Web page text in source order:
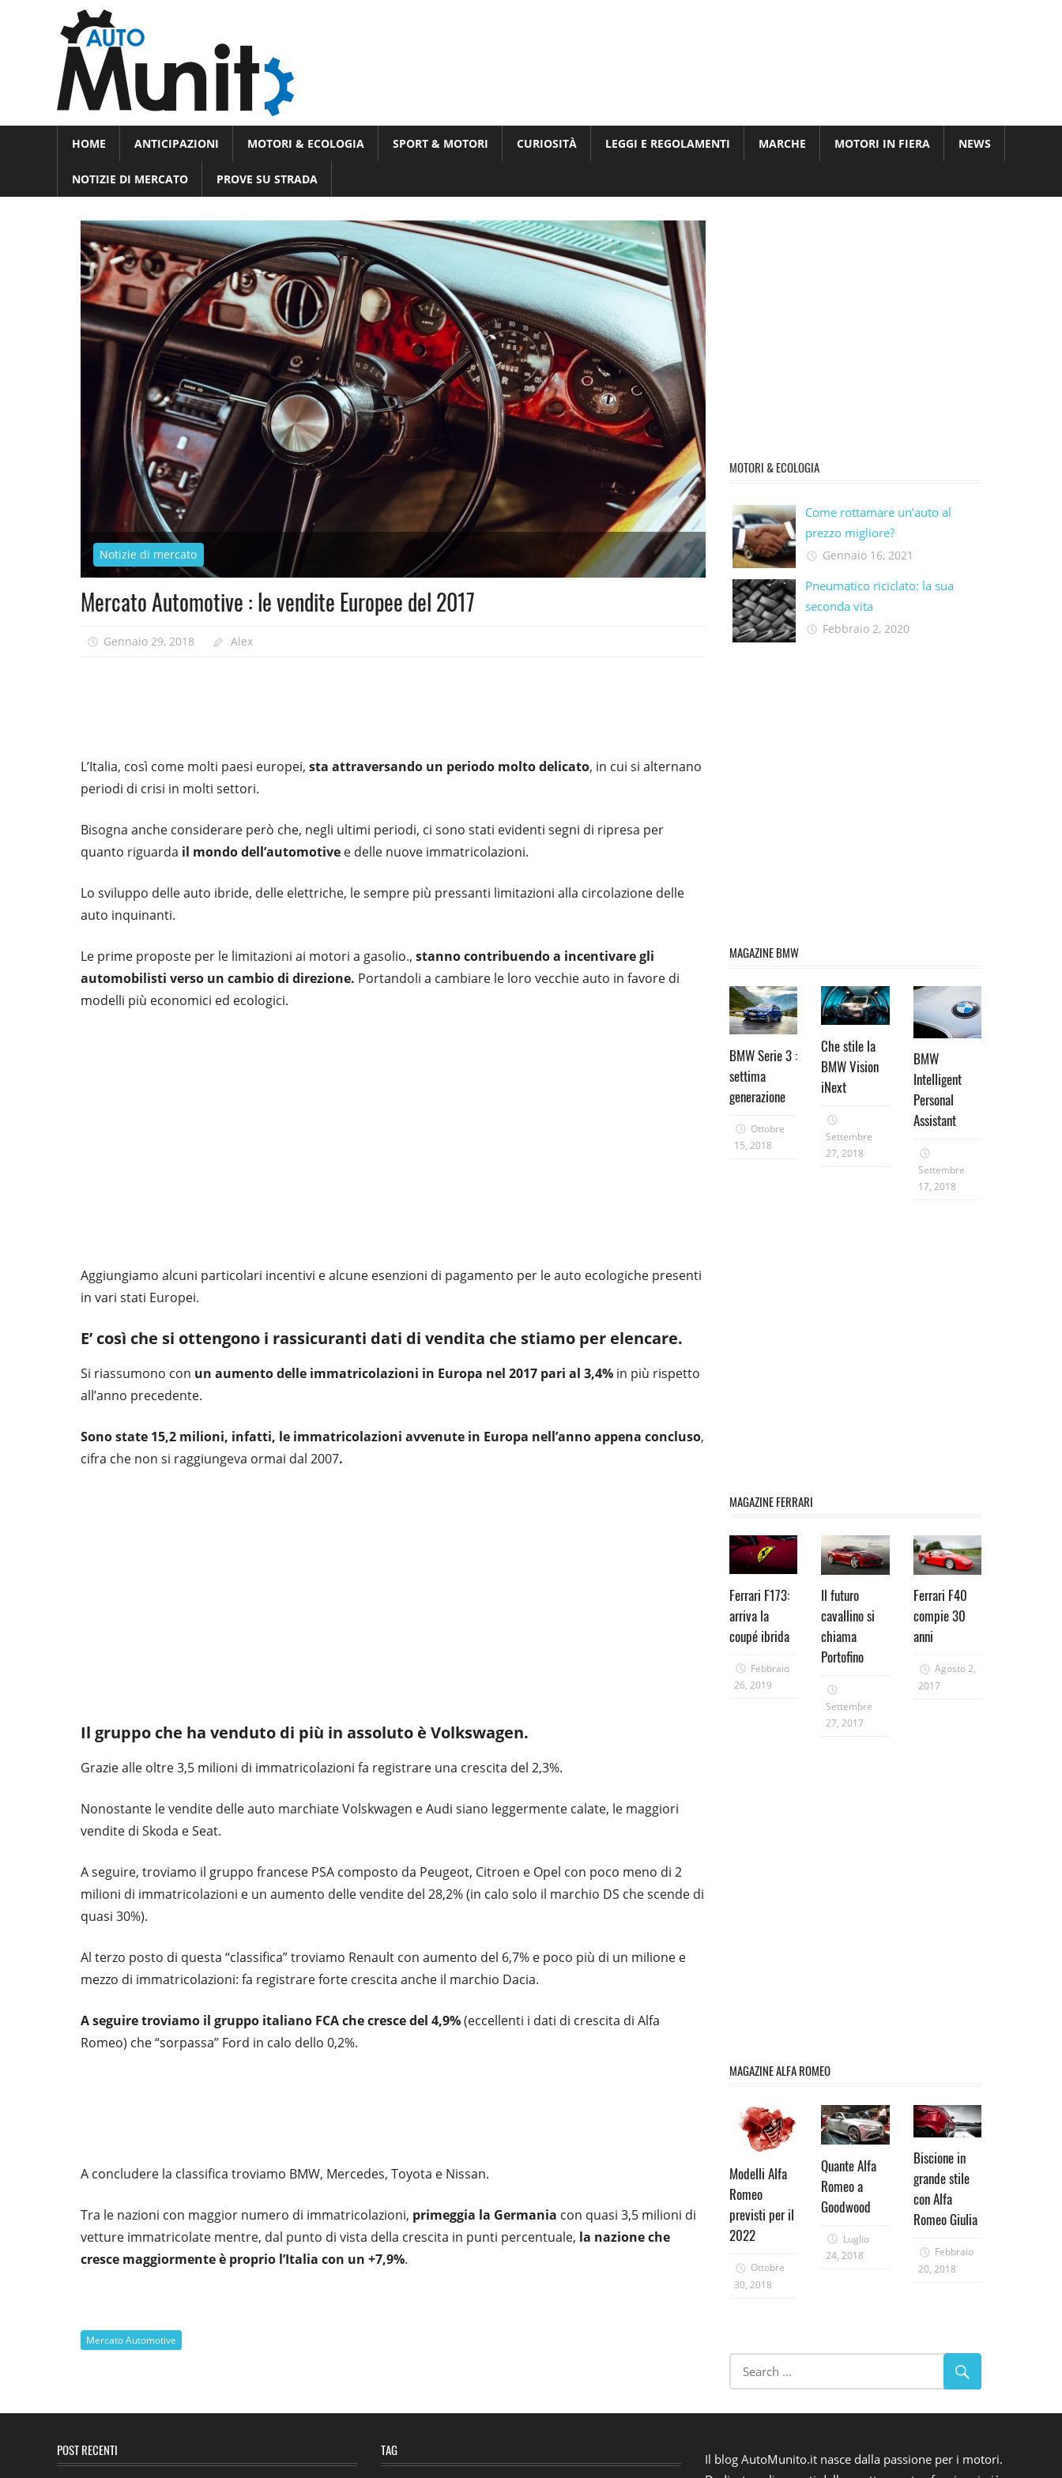
e
motori
Novità
dal
HOME ANTICIPAZIONI MOTORI & ECOLOGIA SPORT & MOTORI CURIOSITÀ LEGGI E REGOLAMENTI MARCHE MOTORI IN FIERA NEWS
NOTIZIE DI MERCATO PROVE SU STRADA
Notizie di mercato
Mercato Automotive : le vendite Europee del 2017
Gennaio 29, 2018 Alex
L’Italia, così come molti paesi europei, sta attraversando un periodo molto delicato, in cui si alternano
periodi di crisi in molti settori.
Bisogna anche considerare però che, negli ultimi periodi, ci sono stati evidenti segni di ripresa per
quanto riguarda il mondo dell’automotive e delle nuove immatricolazioni.
Lo sviluppo delle auto ibride, delle elettriche, le sempre più pressanti limitazioni alla circolazione delle
auto inquinanti.
Le prime proposte per le limitazioni ai motori a gasolio., stanno contribuendo a incentivare gli
automobilisti verso un cambio di direzione. Portandoli a cambiare le loro vecchie auto in favore di
modelli più economici ed ecologici.
Aggiungiamo alcuni particolari incentivi e alcune esenzioni di pagamento per le auto ecologiche presenti
in vari stati Europei.
E’ così che si ottengono i rassicuranti dati di vendita che stiamo per elencare.
Si riassumono con un aumento delle immatricolazioni in Europa nel 2017 pari al 3,4% in più rispetto
all’anno precedente.
Sono state 15,2 milioni, infatti, le immatricolazioni avvenute in Europa nell’anno appena concluso,
cifra che non si raggiungeva ormai dal 2007.
Il gruppo che ha venduto di più in assoluto è Volkswagen.
Grazie alle oltre 3,5 milioni di immatricolazioni fa registrare una crescita del 2,3%.
Nonostante le vendite delle auto marchiate Volskwagen e Audi siano leggermente calate, le maggiori
vendite di Skoda e Seat.
A seguire, troviamo il gruppo francese PSA composto da Peugeot, Citroen e Opel con poco meno di 2
milioni di immatricolazioni e un aumento delle vendite del 28,2% (in calo solo il marchio DS che scende di
quasi 30%).
Al terzo posto di questa “classifica” troviamo Renault con aumento del 6,7% e poco più di un milione e
mezzo di immatricolazioni: fa registrare forte crescita anche il marchio Dacia.
A seguire troviamo il gruppo italiano FCA che cresce del 4,9%(eccellenti i dati di crescita di Alfa
Romeo) che “sorpassa” Ford in calo dello 0,2%.
A concludere la classifica troviamo BMW, Mercedes, Toyota e Nissan.
Tra le nazioni con maggior numero di immatricolazioni, primeggia la Germania con quasi 3,5 milioni di
vetture immatricolate mentre, dal punto di vista della crescita in punti percentuale, la nazione che
cresce maggiormente è proprio l’Italia con un +7,9%.
Mercato Automotive
MOTORI & ECOLOGIA
Come rottamare un’auto al
prezzo migliore?
Gennaio 16, 2021
Pneumatico riciclato: la sua
seconda vita​
Febbraio 2, 2020
MAGAZINE BMW
BMW Serie 3 :
settima
generazione
Ottobre
15, 2018
Che stile la
BMW Vision
iNext
Settembre
27, 2018
BMW
Intelligent
Personal
Assistant
Settembre
17, 2018
MAGAZINE FERRARI
Ferrari F173:
arriva la
coupé ibrida
Febbraio
26, 2019
Il futuro
cavallino si
chiama
Portofino
Settembre
27, 2017
Ferrari F40
compie 30
anni
Agosto 2,
2017
MAGAZINE ALFA ROMEO
Modelli Alfa
Romeo
previsti per il
2022
Ottobre
30, 2018
Quante Alfa
Romeo a
Goodwood
Luglio
24, 2018
Biscione in
grande stile
con Alfa
Romeo Giulia
Febbraio
20, 2018
POST RECENTI TAG
Il blog AutoMunito.it nasce dalla passione per i motori.